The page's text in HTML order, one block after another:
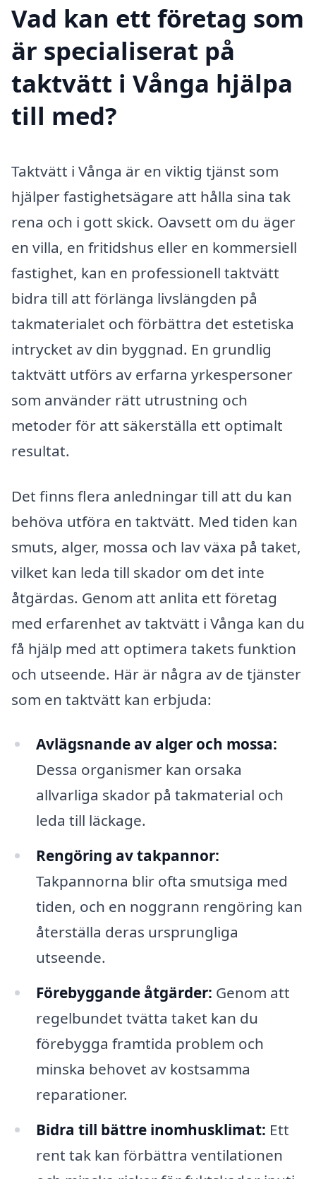
Vad kan ett företag som
är specialiserat på
taktvätt i Vånga hjälpa
till med?
Taktvätt i Vånga är en viktig tjänst som
hjälper fastighetsägare att hålla sina tak
rena och i gott skick. Oavsett om du äger
en villa, en fritidshus eller en kommersiell
fastighet, kan en professionell taktvätt
bidra till att förlänga livslängden på
takmaterialet och förbättra det estetiska
intrycket av din byggnad. En grundlig
taktvätt utförs av erfarna yrkespersoner
som använder rätt utrustning och
metoder för att säkerställa ett optimalt
resultat.
Det finns flera anledningar till att du kan
behöva utföra en taktvätt. Med tiden kan
smuts, alger, mossa och lav växa på taket,
vilket kan leda till skador om det inte
åtgärdas. Genom att anlita ett företag
med erfarenhet av taktvätt i Vånga kan du
få hjälp med att optimera takets funktion
och utseende. Här är några av de tjänster
som en taktvätt kan erbjuda:
Avlägsnande av alger och mossa:
Dessa organismer kan orsaka
allvarliga skador på takmaterial och
leda till läckage.
Rengöring av takpannor:
Takpannorna blir ofta smutsiga med
tiden, och en noggrann rengöring kan
återställa deras ursprungliga
utseende.
Förebyggande åtgärder: Genom att
regelbundet tvätta taket kan du
förebygga framtida problem och
minska behovet av kostsamma
reparationer.
Bidra till bättre inomhusklimat: Ett
rent tak kan förbättra ventilationen